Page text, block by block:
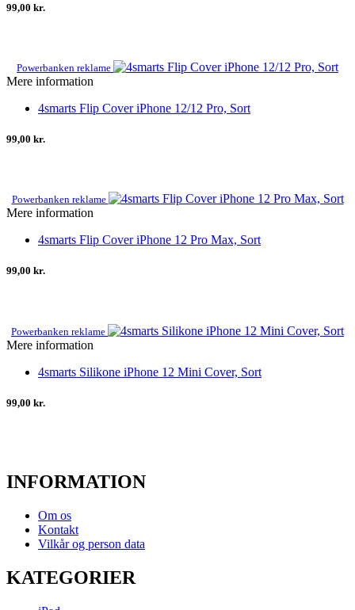
99,00 kr.
Powerbanken reklame
Mere information
4smarts Flip Cover iPhone 12/12 Pro, Sort
99,00 kr.
Powerbanken reklame
Mere information
4smarts Flip Cover iPhone 12 Pro Max, Sort
99,00 kr.
Powerbanken reklame
Mere information
4smarts Silikone iPhone 12 Mini Cover, Sort
99,00 kr.
INFORMATION
Om os
Kontakt
Vilkår og person data
KATEGORIER